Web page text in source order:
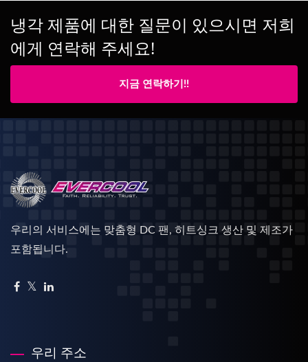
냉각 제품에 대한 질문이 있으시면 저희
에게 연락해 주세요!
지금 연락하기!!
우리의 서비스에는 맞춤형 DC 팬, 히트싱크 생산 및 제조가
포함됩니다.
우리 주소